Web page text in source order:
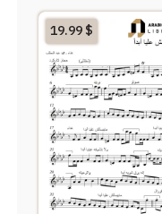
19.99$